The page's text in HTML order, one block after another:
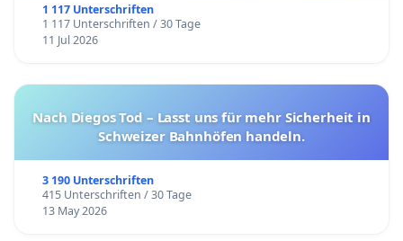
1 117 Unterschriften
1 117 Unterschriften / 30 Tage
11 Jul 2026
Nach Diegos Tod – Lasst uns für mehr Sicherheit in
Schweizer Bahnhöfen handeln.
3 190 Unterschriften
415 Unterschriften / 30 Tage
13 May 2026